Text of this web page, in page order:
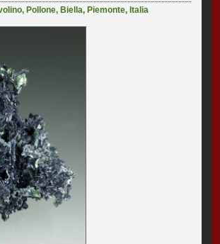
, Pollone, Biella, Piemonte, Italia